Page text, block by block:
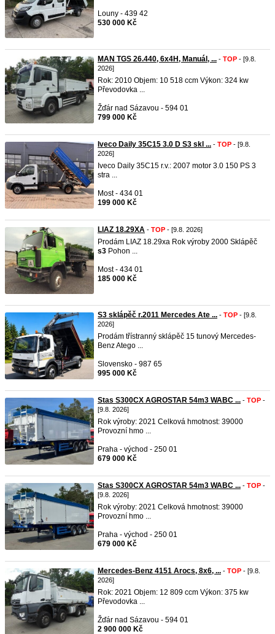
Louny - 439 42
530 000 Kč
MAN TGS 26.440, 6x4H, Manuál, ... - TOP - [9.8.
2026]
Rok: 2010 Objem: 10 518 ccm Výkon: 324 kw
Převodovka ...
Žďár nad Sázavou - 594 01
799 000 Kč
Iveco Daily 35C15 3.0 D S3 skl ... - TOP - [9.8.
2026]
Iveco Daily 35C15 r.v.: 2007 motor 3.0 150 PS 3
stra ...
Most - 434 01
199 000 Kč
LIAZ 18.29XA - TOP - [9.8. 2026]
Prodám LIAZ 18.29xa Rok výroby 2000 Sklápěč
s3 Pohon ...
Most - 434 01
185 000 Kč
S3 sklápěč r.2011 Mercedes Ate ... - TOP - [9.8.
2026]
Prodám třístranný sklápěč 15 tunový Mercedes-
Benz Atego ...
Slovensko - 987 65
995 000 Kč
Stas S300CX AGROSTAR 54m3 WABC ... - TOP -
[9.8. 2026]
Rok výroby: 2021 Celková hmotnost: 39000
Provozní hmo ...
Praha - východ - 250 01
679 000 Kč
Stas S300CX AGROSTAR 54m3 WABC ... - TOP -
[9.8. 2026]
Rok výroby: 2021 Celková hmotnost: 39000
Provozní hmo ...
Praha - východ - 250 01
679 000 Kč
Mercedes-Benz 4151 Arocs, 8x6, ... - TOP - [9.8.
2026]
Rok: 2021 Objem: 12 809 ccm Výkon: 375 kw
Převodovka ...
Žďár nad Sázavou - 594 01
2 900 000 Kč